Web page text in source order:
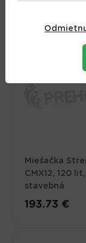
7.05 €
Miešačka
CMX12, 120
stavebná
193.73 €